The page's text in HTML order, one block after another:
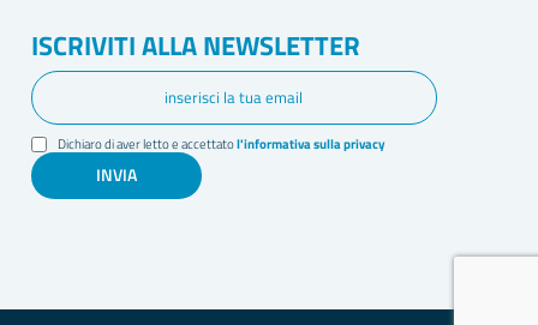
ISCRIVITI ALLA NEWSLETTER
Dichiaro di aver letto e accettatol'informativa sulla privacy
INVIA